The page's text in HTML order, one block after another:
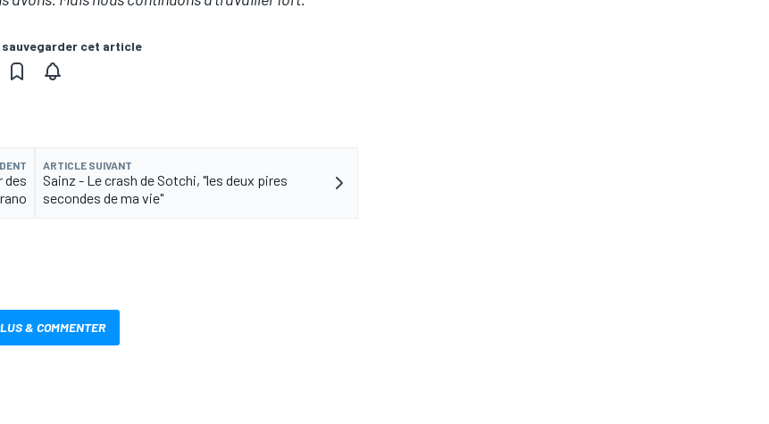
cet article
des
ARTICLE SUIVANT
Sainz - Le crash de Sotchi, "les deux pires
secondes de ma vie"
& COMMENTER